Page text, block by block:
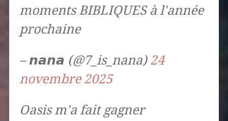
moments BIBLIQUES à l'année
prochaine
– 𝙣𝙖𝙣𝙖 (@7_is_nana) 24
novembre 2025
Oasis m'a fait gagner